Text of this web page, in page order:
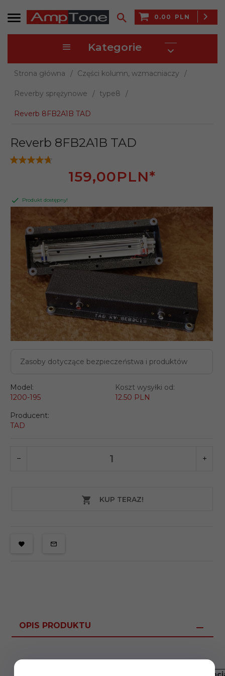
0.00 PLN
Kategorie
Strona główna Części kolumn, wzmacniaczy
Reverby sprężynowe type8
Reverb 8FB2A1B TAD
Zasoby dotyczące bezpieczeństwa i produktów
Reverb 8FB2A1B TAD
159,00PLN*
Produkt dostępny!
Model:
1200-195
Koszt wysyłki od:
12.50 PLN
Producent:
TAD
KUP TERAZ!
OPIS PRODUKTU